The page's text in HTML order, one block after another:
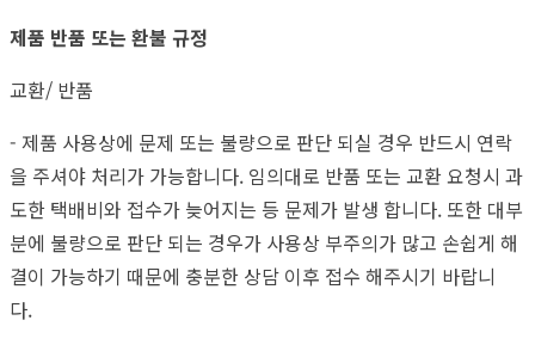
제품 반품 또는 환불 규정
교환/ 반품
- 제품 사용상에 문제 또는 불량으로 판단 되실 경우 반드시 연락
을 주셔야 처리가 가능합니다. 임의대로 반품 또는 교환 요청시 과
도한 택배비와 접수가 늦어지는 등 문제가 발생 합니다. 또한 대부
분에 불량으로 판단 되는 경우가 사용상 부주의가 많고 손쉽게 해
결이 가능하기 때문에 충분한 상담 이후 접수 해주시기 바랍니
다.